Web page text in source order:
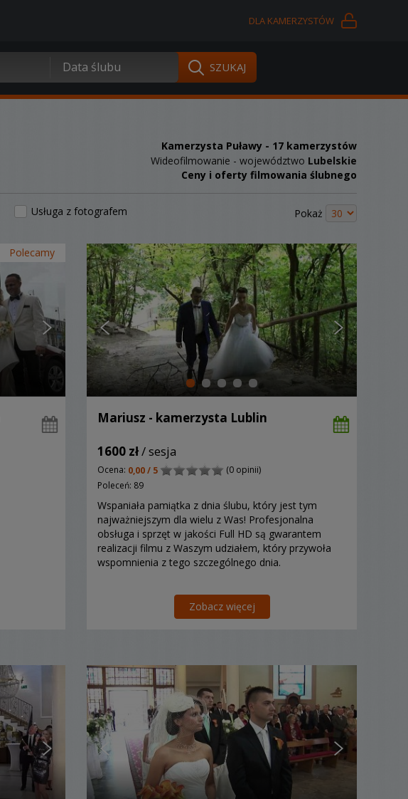
DLA KAMERZYSTÓW
Kamerzysta Puławy - 17 kamerzystów
Wideofilmowanie - województwo Lubelskie
Ceny i oferty filmowania ślubnego
Usługa z fotografem Pokaż
Polecamy
Mariusz - kamerzysta Lublin
1600 zł/ sesja
Ocena: 0,00 / 5
(0 opinii)
Poleceń: 89
Wspaniała pamiątka z dnia ślubu, który jest tym
najważniejszym dla wielu z Was! Profesjonalna
obsługa i sprzęt w jakości Full HD są gwarantem
realizacji filmu z Waszym udziałem, który przywoła
wspomnienia z tego szczególnego dnia.
Zobacz więcej